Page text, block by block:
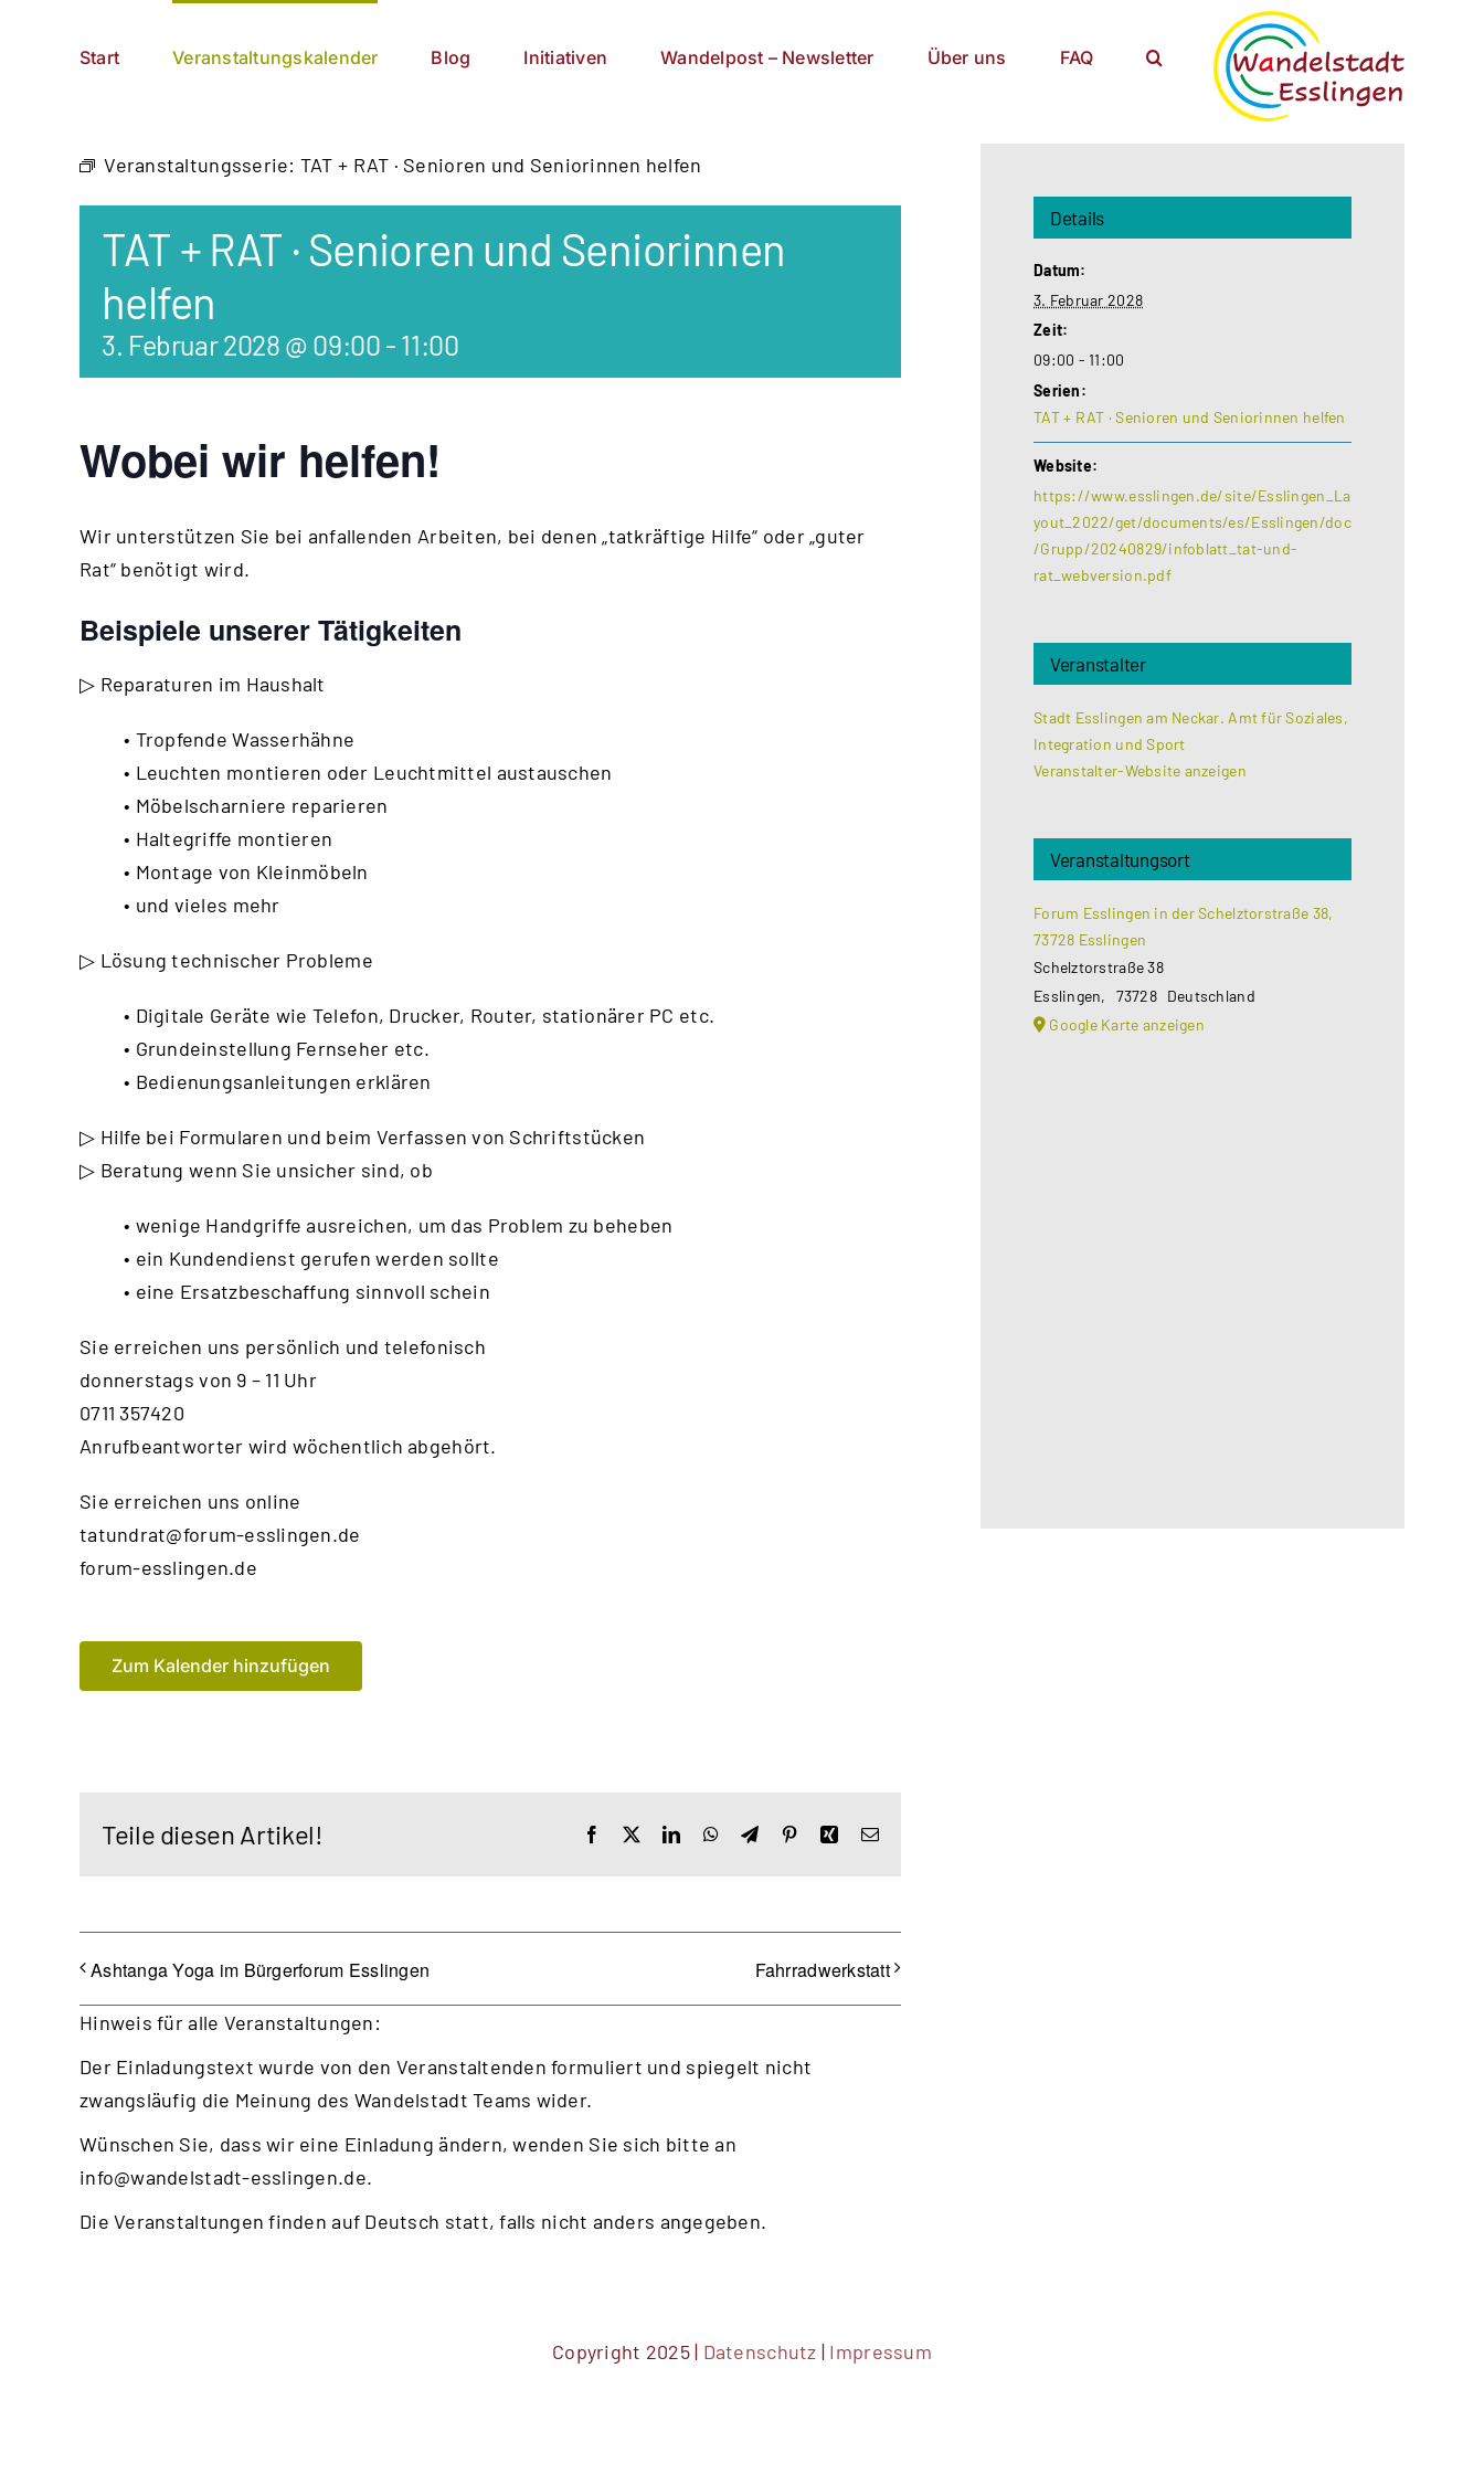
Start Veranstaltungskalender Blog Initiativen Wandelpost – Newsletter Über uns FAQ
Veranstaltungsserie: TAT + RAT · Senioren und Seniorinnen helfen
TAT + RAT · Senioren und Seniorinnen
helfen
3. Februar 2028 @ 09:00 - 11:00
Wobei wir helfen!
Wir unterstützen Sie bei anfallenden Arbeiten, bei denen „tatkräftige Hilfe“ oder „guter
Rat“ benötigt wird.
Beispiele unserer Tätigkeiten
▷ Reparaturen im Haushalt
• Tropfende Wasserhähne
• Leuchten montieren oder Leuchtmittel austauschen
• Möbelscharniere reparieren
• Haltegriffe montieren
• Montage von Kleinmöbeln
• und vieles mehr
▷ Lösung technischer Probleme
• Digitale Geräte wie Telefon, Drucker, Router, stationärer PC etc.
• Grundeinstellung Fernseher etc.
• Bedienungsanleitungen erklären
▷ Hilfe bei Formularen und beim Verfassen von Schriftstücken
▷ Beratung wenn Sie unsicher sind, ob
• wenige Handgriffe ausreichen, um das Problem zu beheben
• ein Kundendienst gerufen werden sollte
• eine Ersatzbeschaffung sinnvoll schein
Sie erreichen uns persönlich und telefonisch
donnerstags von 9 – 11 Uhr
0711 357420
Anrufbeantworter wird wöchentlich abgehört.
Sie erreichen uns online
tatundrat@forum-esslingen.de
forum-esslingen.de
Zum Kalender hinzufügen
Teile diesen Artikel! Facebook LinkedInWhatsApp
TelegramPinterestXingE-
Ashtanga Yoga im Bürgerforum Esslingen Fahrradwerkstatt
Hinweis für alle Veranstaltungen:
Der Einladungstext wurde von den Veranstaltenden formuliert und spiegelt nicht
zwangsläufig die Meinung des Wandelstadt Teams wider.
Wünschen Sie, dass wir eine Einladung ändern, wenden Sie sich bitte an
info@wandelstadt-esslingen.de.
Die Veranstaltungen finden auf Deutsch statt, falls nicht anders angegeben.
Details
Datum:
3. Februar 2028
Zeit:
09:00 - 11:00
Serien:
TAT + RAT · Senioren und Seniorinnen helfen
Website:
https://www.esslingen.de/site/Esslingen_La
yout_2022/get/documents/es/Esslingen/doc
/Grupp/20240829/infoblatt_tat-und-
rat_webversion.pdf
Veranstalter
Stadt Esslingen am Neckar. Amt für Soziales,
Integration und Sport
Veranstalter-Website anzeigen
Veranstaltungsort
Forum Esslingen in der Schelztorstraße 38,
73728 Esslingen
Schelztorstraße 38
Esslingen, 73728 Deutschland
Google Karte anzeigen
Copyright 2025 | Datenschutz | Impressum